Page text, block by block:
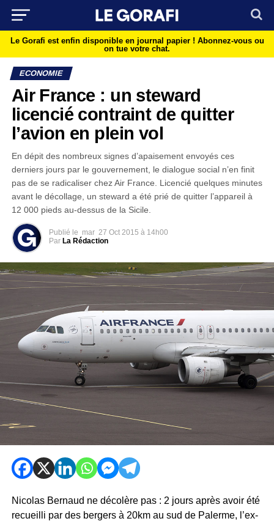
Le Gorafi est enfin disponible en journal papier ! Abonnez-vous ou
on tue votre chat.
ECONOMIE
Air France : un steward
licencié contraint de quitter
l’avion en plein vol
En dépit des nombreux signes d’apaisement envoyés ces
derniers jours par le gouvernement, le dialogue social n’en finit
pas de se radicaliser chez Air France. Licencié quelques minutes
avant le décollage, un steward a été prié de quitter l’appareil à
12 000 pieds au-dessus de la Sicile.
Publié le mar 27 Oct 2015 à 14h00
Par La Rédaction
Nicolas Bernaud ne décolère pas : 2 jours après avoir été
recueilli par des bergers à 20km au sud de Palerme, l’ex-